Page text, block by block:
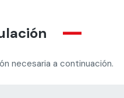
necesaria a continuación.